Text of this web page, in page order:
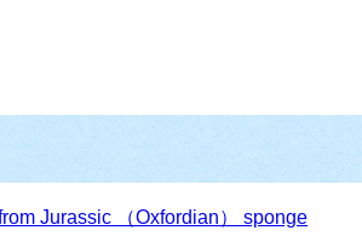
Jurassic （Oxfordian） sponge